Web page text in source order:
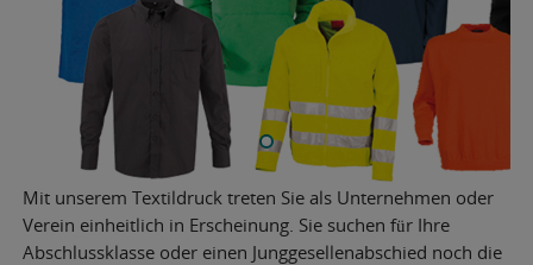
Mit unserem Textildruck treten Sie als Unternehmen oder
Verein einheitlich in Erscheinung. Sie suchen für Ihre
Abschlussklasse oder einen Junggesellenabschied noch die